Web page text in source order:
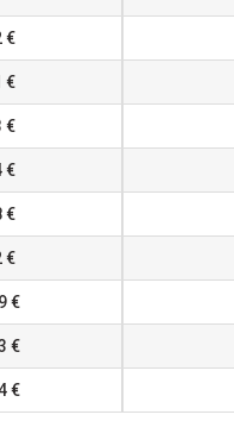
€
€
€
€
€
€
€
€
€